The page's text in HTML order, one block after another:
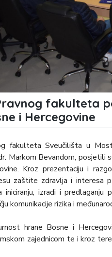
fakulteta
i Hercegovine
fakulteta Sveučilišta u
Markom Bevandom, posjetili
Kroz prezentaciju i
zaštite zdravlja i interesa
iniciranju, izradi i
komunikacije rizika i
hrane Bosne i
zajednicom te i kroz